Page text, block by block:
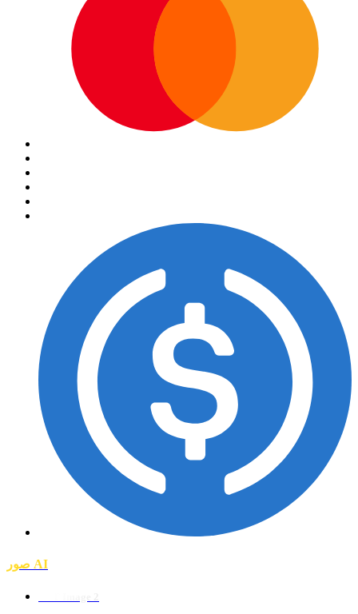
صور AI